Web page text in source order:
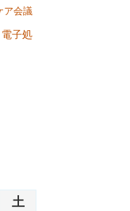
ア会議
電子処
土